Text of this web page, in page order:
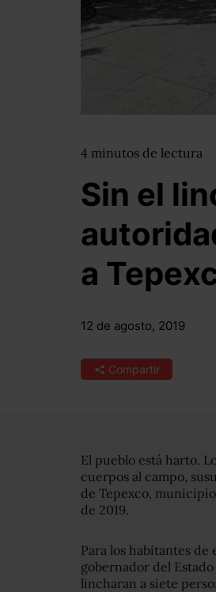
4 minutos de lectura
Sin el
a
12 de agosto, 2019
Compartir
El pueblo está harto.
cuerpos al campo,
de Tepexco,
de 2019.
Para los habitantes
gobernador del
lincharan a siete